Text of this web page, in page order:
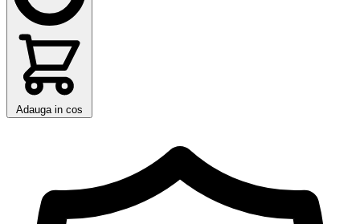
Adauga in cos